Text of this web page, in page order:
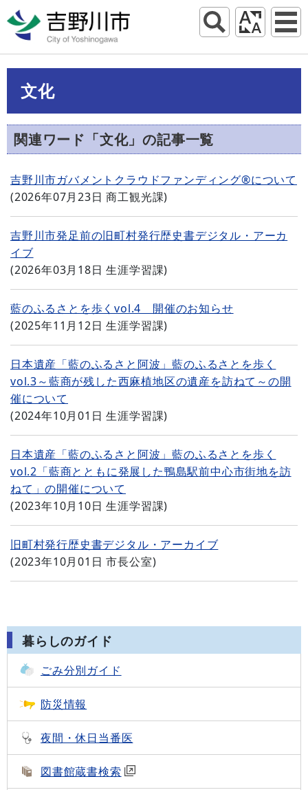
文化
関連ワード「文化」の記事一覧
吉野川市ガバメントクラウドファンディング®について
(2026年07月23日 商工観光課)
吉野川市発足前の旧町村発行歴史書デジタル・アーカ
イブ
(2026年03月18日 生涯学習課)
藍のふるさとを歩くvol.4 開催のお知らせ
(2025年11月12日 生涯学習課)
日本遺産「藍のふるさと阿波」藍のふるさとを歩く
vol.3～藍商が残した西麻植地区の遺産を訪ねて～の開
催について
(2024年10月01日 生涯学習課)
日本遺産「藍のふるさと阿波」藍のふるさとを歩く
vol.2「藍商とともに発展した鴨島駅前中心市街地を訪
ねて」の開催について
(2023年10月10日 生涯学習課)
旧町村発行歴史書デジタル・アーカイブ
(2023年10月01日 市長公室)
暮らしのガイド
ごみ分別ガイド
防災情報
夜間・休日当番医
図書館蔵書検索